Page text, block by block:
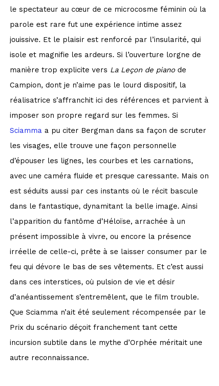
le spectateur au cœur de ce microcosme féminin où la
parole est rare fut une expérience intime assez
jouissive. Et le plaisir est renforcé par l’insularité, qui
isole et magnifie les ardeurs. Si l’ouverture lorgne de
manière trop explicite vers La Leçon de pianode
Campion, dont je n’aime pas le lourd dispositif, la
réalisatrice s’affranchit ici des références et parvient à
imposer son propre regard sur les femmes. Si
Sciamma a pu citer Bergman dans sa façon de scruter
les visages, elle trouve une façon personnelle
d’épouser les lignes, les courbes et les carnations,
avec une caméra fluide et presque caressante. Mais on
est séduits aussi par ces instants où le récit bascule
dans le fantastique, dynamitant la belle image. Ainsi
l’apparition du fantôme d’Héloïse, arrachée à un
présent impossible à vivre, ou encore la présence
irréelle de celle-ci, prête à se laisser consumer par le
feu qui dévore le bas de ses vêtements. Et c’est aussi
dans ces interstices, où pulsion de vie et désir
d’anéantissement s’entremêlent, que le film trouble.
Que Sciamma n’ait été seulement récompensée par le
Prix du scénario déçoit franchement tant cette
incursion subtile dans le mythe d’Orphée méritait une
autre reconnaissance.